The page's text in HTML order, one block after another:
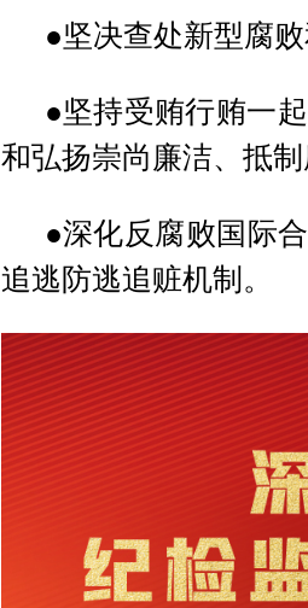
●坚决查处新型腐
●坚持受贿行贿一
和弘扬崇尚廉洁、抵
●深化反腐败国际
追逃防逃追赃机制。